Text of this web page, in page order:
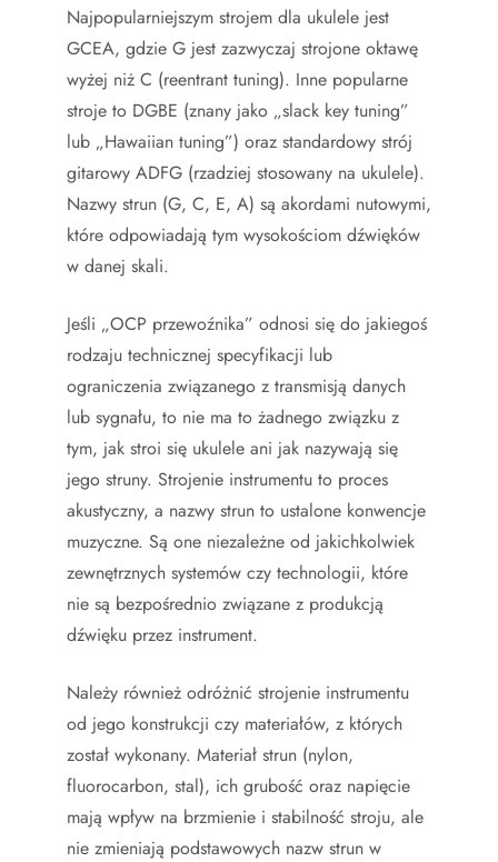
Najpopularniejszym strojem dla ukulele jest
GCEA, gdzie G jest zazwyczaj strojone oktawę
wyżej niż C (reentrant tuning). Inne popularne
stroje to DGBE (znany jako „slack key tuning”
lub „Hawaiian tuning”) oraz standardowy strój
gitarowy ADFG (rzadziej stosowany na ukulele).
Nazwy strun (G, C, E, A) są akordami nutowymi,
które odpowiadają tym wysokościom dźwięków
w danej skali.
Jeśli „OCP przewoźnika” odnosi się do jakiegoś
rodzaju technicznej specyfikacji lub
ograniczenia związanego z transmisją danych
lub sygnału, to nie ma to żadnego związku z
tym, jak stroi się ukulele ani jak nazywają się
jego struny. Strojenie instrumentu to proces
akustyczny, a nazwy strun to ustalone konwencje
muzyczne. Są one niezależne od jakichkolwiek
zewnętrznych systemów czy technologii, które
nie są bezpośrednio związane z produkcją
dźwięku przez instrument.
Należy również odróżnić strojenie instrumentu
od jego konstrukcji czy materiałów, z których
został wykonany. Materiał strun (nylon,
fluorocarbon, stal), ich grubość oraz napięcie
mają wpływ na brzmienie i stabilność stroju, ale
nie zmieniają podstawowych nazw strun w